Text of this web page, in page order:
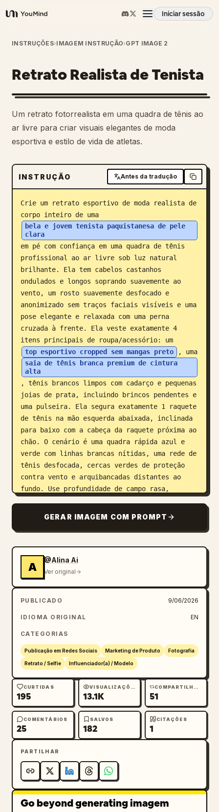
YouMind
Iniciar sessão
Visão geral
Casos de uso
Prompts
Preços
Transferir
Blogue
Atualizações
INSTRUÇÕES›IMAGEM INSTRUÇÃO›GPT IMAGE 2
Retrato Realista de Tenista
Um retrato fotorrealista em uma quadra de tênis ao
ar livre para criar visuais elegantes de moda
esportiva e estilo de vida de atletas.
INSTRUÇÃO Antes da tradução
Crie um retrato esportivo de moda realista de
corpo inteiro de uma
bela e jovem tenista paquistanesa de pele
clara
em pé com confiança em uma quadra de tênis
profissional ao ar livre sob luz natural
brilhante. Ela tem cabelos castanhos
ondulados e longos soprando suavemente ao
vento, um rosto suavemente desfocado e
anonimizado sem traços faciais visíveis e uma
pose elegante e relaxada com uma perna
cruzada à frente. Ela veste exatamente 4
itens principais de roupa/acessório: um
top esportivo cropped sem mangas preto
saia de tênis branca premium de cintura
alta
, tênis brancos limpos com cadarço e pequenas
joias de prata, incluindo brincos pendentes e
uma pulseira. Ela segura exatamente 1 raquete
de tênis na mão esquerda abaixada, inclinada
para baixo com a cabeça da raquete próxima ao
chão. O cenário é uma quadra rápida azul e
verde com linhas brancas nítidas, uma rede de
tênis desfocada, cercas verdes de proteção
contra vento e arquibancadas distantes ao
fundo. Use profundidade de campo rasa,
texto, sem marca d'água.
GERAR IMAGEM COM PROMPT
A
@Alina Ai
Ver original
PUBLICADO 9/06/2026
IDIOMA ORIGINAL EN
CATEGORIAS
Publicação em Redes Sociais Marketing de Produto Fotografia
Retrato / Selfie Influenciador(a) / Modelo
CURTIDAS
195
VISUALIZAÇÕES
13.1K
COMPARTILHAMENTOS
51
COMENTÁRIOS
25
SALVOS
182
CITAÇÕES
1
PARTILHAR
Go beyond generating imagem